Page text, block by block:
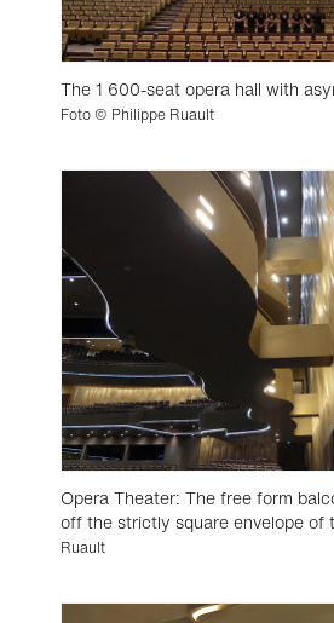
The 1 600-seat opera hall with
Foto © Philippe Ruault
Opera Theater: The free form
off the strictly square envelope of
Ruault